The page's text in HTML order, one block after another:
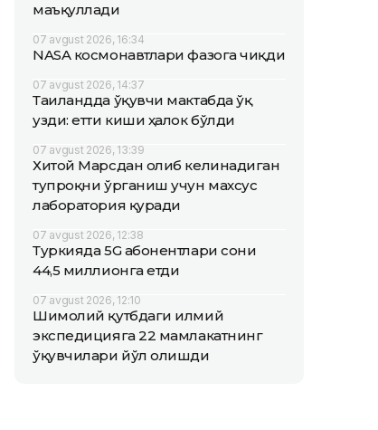
маъқуллади
07 avgust 2026, 16:34
NASA космонавтлари фазога чиқди
07 avgust 2026, 14:37
Таиландда ўқувчи мактабда ўқ
узди: етти киши ҳалок бўлди
07 avgust 2026, 13:39
Хитой Марсдан олиб келинадиган
тупроқни ўрганиш учун махсус
лаборатория қуради
07 avgust 2026, 12:38
Туркияда 5G абонентлари сони
44,5 миллионга етди
07 avgust 2026, 12:10
Шимолий қутбдаги илмий
экспедицияга 22 мамлакатнинг
ўқувчилари йўл олишди